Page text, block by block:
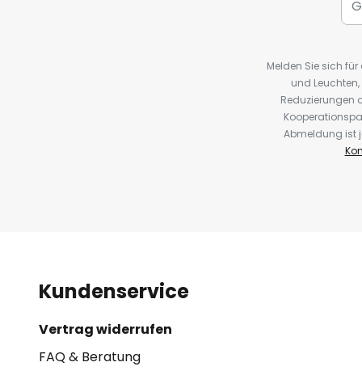
Melden Sie sich
und
Reduzierungen
Abmeldung ist
Kundenservice
Vertrag widerrufen
FAQ & Beratung